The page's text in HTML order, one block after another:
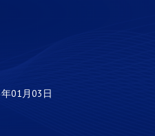
01月03日